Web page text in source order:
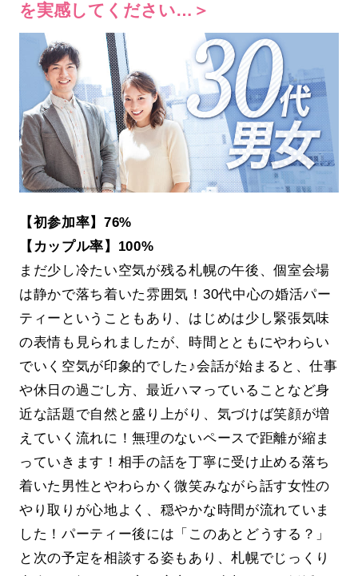
を実感してください…＞
【初参加率】76%
【カップル率】100%
まだ少し冷たい空気が残る札幌の午後、個室会場
は静かで落ち着いた雰囲気！30代中心の婚活パー
ティーということもあり、はじめは少し緊張気味
の表情も見られましたが、時間とともにやわらい
でいく空気が印象的でした♪会話が始まると、仕事
や休日の過ごし方、最近ハマっていることなど身
近な話題で自然と盛り上がり、気づけば笑顔が増
えていく流れに！無理のないペースで距離が縮ま
っていきます！相手の話を丁寧に受け止める落ち
着いた男性とやわらかく微笑みながら話す女性の
やり取りが心地よく、穏やかな時間が流れていま
した！パーティー後には「このあとどうする？」
と次の予定を相談する姿もあり、札幌でじっくり